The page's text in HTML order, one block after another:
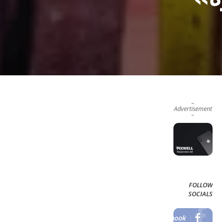
–
Advertisement
–
FOLLOW
SOCIALS
Facebook